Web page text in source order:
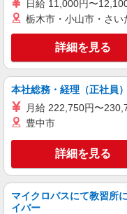
派遣社員 紹介予定派遣
【楽天
時
残業代
+゜・
万円支給(規定有) お友
ィブ支給(規定有) ★月2
有）★
和
紹介予定派遣
株式会社シエロ
携帯販
時
日給 11,000円〜
栃木市・小山市・さ
詳細を見る
本社総務・経理（正社員
月給 222,750円〜
豊中市
詳細を見る
マイクロバスにて教習所
イバー